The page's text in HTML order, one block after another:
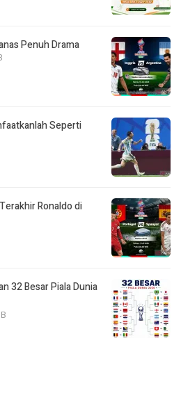
Penuh Drama
Seperti
Ronaldo di
32 Besar Piala Dunia